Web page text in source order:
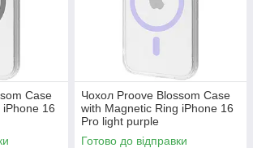
Case
16
Чохол Proove Blossom Case
with Magnetic Ring iPhone 16
Pro light purple
(PCBLIP16P007)
Готово до відправки